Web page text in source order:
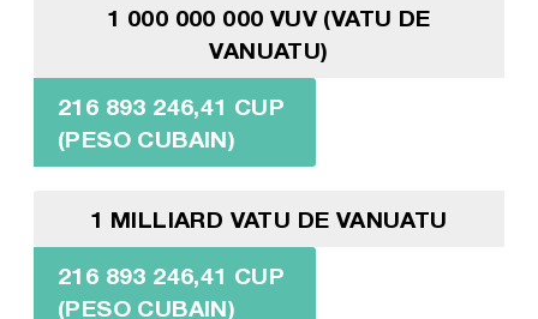
1 000 000 000 VUV (VATU DE
VANUATU)
216 893 246,41 CUP
(PESO CUBAIN)
1 MILLIARD VATU DE VANUATU
216 893 246,41 CUP
(PESO CUBAIN)